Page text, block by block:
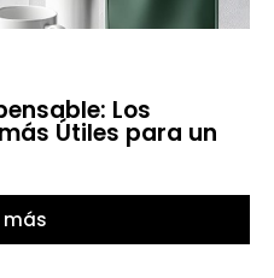
Los
Útiles para un
más